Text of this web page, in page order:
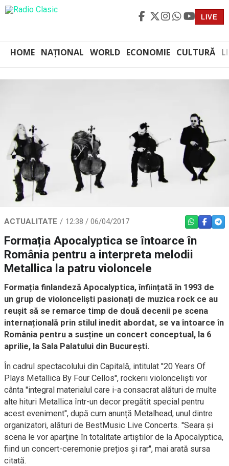
LIVE
HOME NAȚIONAL WORLD ECONOMIE CULTURĂ
ACTUALITATE 12:38 / 06/04/2017 WHATSAPP
Formația Apocalyptica se întoarce în
România pentru a interpreta melodii
Metallica la patru violoncele
Formația finlandeză Apocalyptica, înființată în 1993 de
un grup de violonceliști pasionați de muzica rock ce au
reușit să se remarce timp de două decenii pe scena
internațională prin stilul inedit abordat, se va întoarce în
România pentru a susține un concert conceptual, la 6
aprilie, la Sala Palatului din București.
În cadrul spectacolului din Capitală, intitulat ''20 Years Of
Plays Metallica By Four Cellos'', rockerii violonceliști vor
cânta ''integral materialul care i-a consacrat alături de multe
alte hituri Metallica într-un decor pregătit special pentru
acest eveniment'', după cum anunță Metalhead, unul dintre
organizatori, alături de BestMusic Live Concerts. ''Seara și
scena le vor aparține în totalitate artiștilor de la Apocalyptica,
fiind un concert-ceremonie prețios și rar'', mai arată sursa
citată.